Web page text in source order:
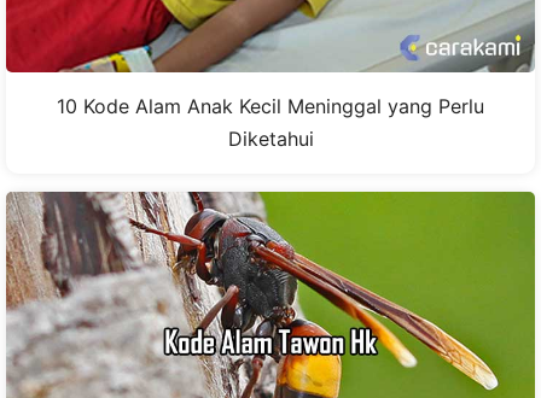
10 Kode Alam Anak Kecil Meninggal yang Perlu
Diketahui